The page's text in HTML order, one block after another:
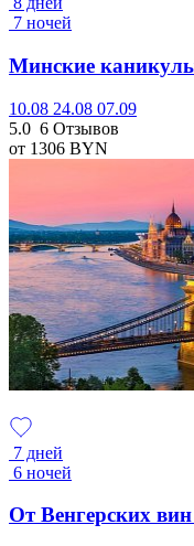
7 ночей
Минские
10.08 24.08 07.09
5.0 6 Отзывов
от 1306 BYN
7 дней
6 ночей
От Венгерских